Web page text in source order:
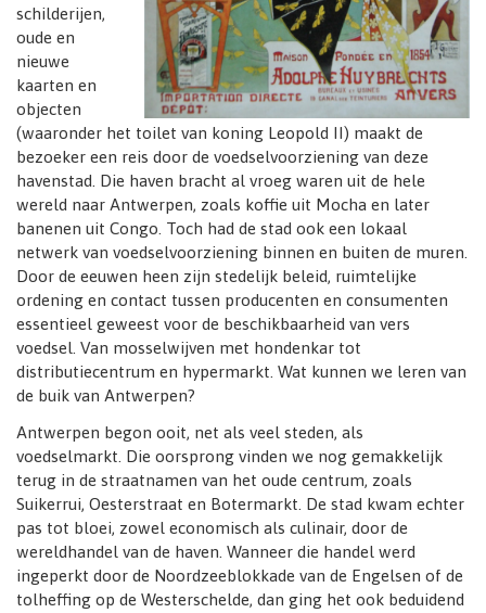
schilderijen,
oude en
nieuwe
kaarten en
objecten
(waaronder het toilet van koning Leopold II) maakt de
bezoeker een reis door de voedselvoorziening van deze
havenstad. Die haven bracht al vroeg waren uit de hele
wereld naar Antwerpen, zoals koffie uit Mocha en later
banenen uit Congo. Toch had de stad ook een lokaal
netwerk van voedselvoorziening binnen en buiten de muren.
Door de eeuwen heen zijn stedelijk beleid, ruimtelijke
ordening en contact tussen producenten en consumenten
essentieel geweest voor de beschikbaarheid van vers
voedsel. Van mosselwijven met hondenkar tot
distributiecentrum en hypermarkt. Wat kunnen we leren van
de buik van Antwerpen?
Antwerpen begon ooit, net als veel steden, als
voedselmarkt. Die oorsprong vinden we nog gemakkelijk
terug in de straatnamen van het oude centrum, zoals
Suikerrui, Oesterstraat en Botermarkt. De stad kwam echter
pas tot bloei, zowel economisch als culinair, door de
wereldhandel van de haven. Wanneer die handel werd
ingeperkt door de Noordzeeblokkade van de Engelsen of de
tolheffing op de Westerschelde, dan ging het ook beduidend